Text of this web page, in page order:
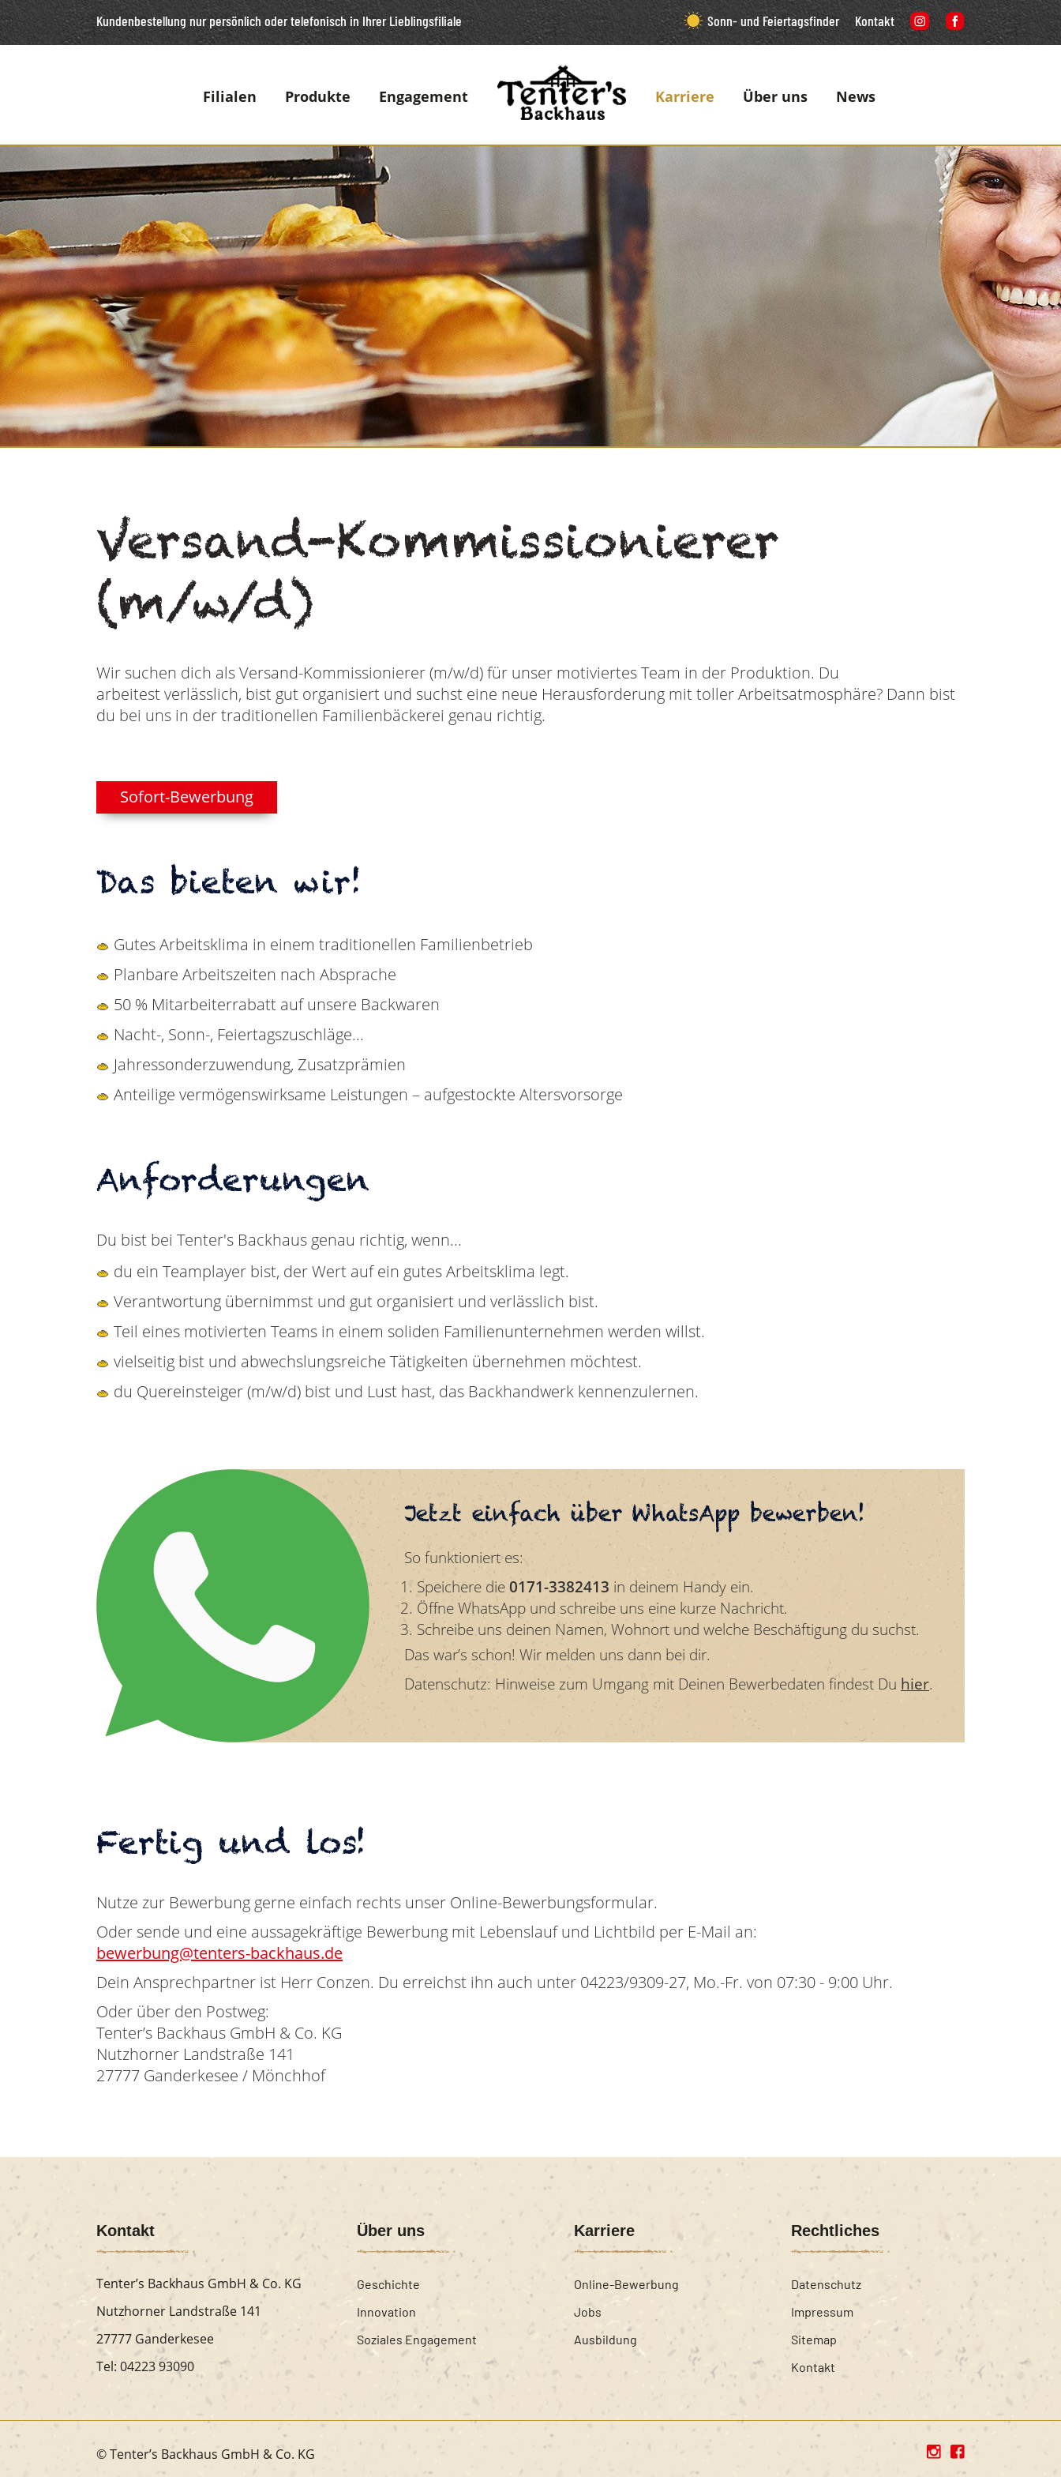
Kundenbestellung nur persönlich oder telefonisch in Ihrer Lieblingsfiliale Sonn- und Feiertagsfinder Kontakt
Filialen Produkte Engagement Karriere Über uns News
Versand-Kommissionierer
(m/w/d)
Wir suchen dich als Versand-Kommissionierer (m/w/d) für unser motiviertes Team in der Produktion. Du
arbeitest verlässlich, bist gut organisiert und suchst eine neue Herausforderung mit toller Arbeitsatmosphäre? Dann bist
du bei uns in der traditionellen Familienbäckerei genau richtig.
Sofort-Bewerbung
Das bieten wir!
Gutes Arbeitsklima in einem traditionellen Familienbetrieb
Planbare Arbeitszeiten nach Absprache
50 % Mitarbeiterrabatt auf unsere Backwaren
Nacht-, Sonn-, Feiertagszuschläge...
Jahressonderzuwendung, Zusatzprämien
Anteilige vermögenswirksame Leistungen – aufgestockte Altersvorsorge
Anforderungen
Du bist bei Tenter's Backhaus genau richtig, wenn...
du ein Teamplayer bist, der Wert auf ein gutes Arbeitsklima legt.
Verantwortung übernimmst und gut organisiert und verlässlich bist.
Teil eines motivierten Teams in einem soliden Familienunternehmen werden willst.
vielseitig bist und abwechslungsreiche Tätigkeiten übernehmen möchtest.
du Quereinsteiger (m/w/d) bist und Lust hast, das Backhandwerk kennenzulernen.
Jetzt einfach über WhatsApp bewerben!
So funktioniert es:
Speichere die0171-3382413 in deinem Handy ein.
Öffne WhatsApp und schreibe uns eine kurze Nachricht.
Schreibe uns deinen Namen, Wohnort und welche Beschäftigung du suchst.
Das war’s schon! Wir melden uns dann bei dir.
Datenschutz: Hinweise zum Umgang mit Deinen Bewerbedaten findest Du hier.
Fertig und los!
Nutze zur Bewerbung gerne einfach rechts unser Online-Bewerbungsformular.
Oder sende und eine aussagekräftige Bewerbung mit Lebenslauf und Lichtbild per E-Mail an:
bewerbung@tenters-backhaus.de
Dein Ansprechpartner ist Herr Conzen. Du erreichst ihn auch unter 04223/9309-27, Mo.-Fr. von 07:30 - 9:00 Uhr.
Oder über den Postweg:
Tenter’s Backhaus GmbH & Co. KG
Nutzhorner Landstraße 141
27777 Ganderkesee / Mönchhof
Kontakt
Tenter’s Backhaus GmbH & Co. KG
Nutzhorner Landstraße 141
27777 Ganderkesee
Tel:04223 93090
Über uns
Geschichte
Innovation
Soziales Engagement
Karriere
Online-Bewerbung
Jobs
Ausbildung
Rechtliches
Datenschutz
Impressum
Sitemap
Kontakt
© Tenter’s Backhaus GmbH & Co. KG